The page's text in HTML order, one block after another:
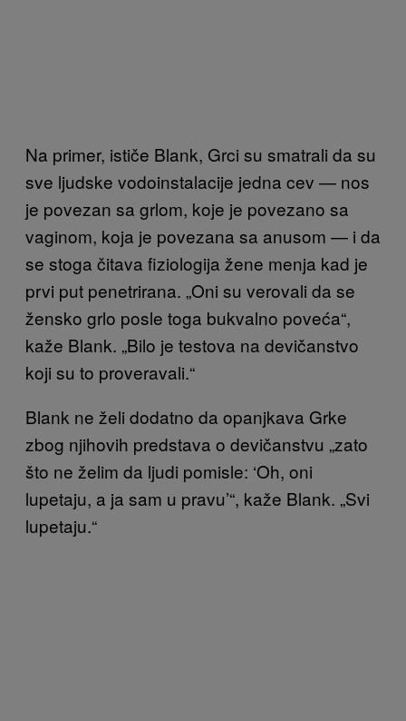
Na primer, ističe Blank, Grci su smatrali da su
sve ljudske vodoinstalacije jedna cev — nos
je povezan sa grlom, koje je povezano sa
vaginom, koja je povezana sa anusom — i da
se stoga čitava fiziologija žene menja kad je
prvi put penetrirana. „Oni su verovali da se
žensko grlo posle toga bukvalno poveća“,
kaže Blank. „Bilo je testova na devičanstvo
koji su to proveravali.“
Blank ne želi dodatno da opanjkava Grke
zbog njihovih predstava o devičanstvu „zato
što ne želim da ljudi pomisle: ‘Oh, oni
lupetaju, a ja sam u pravu’“, kaže Blank. „Svi
lupetaju.“